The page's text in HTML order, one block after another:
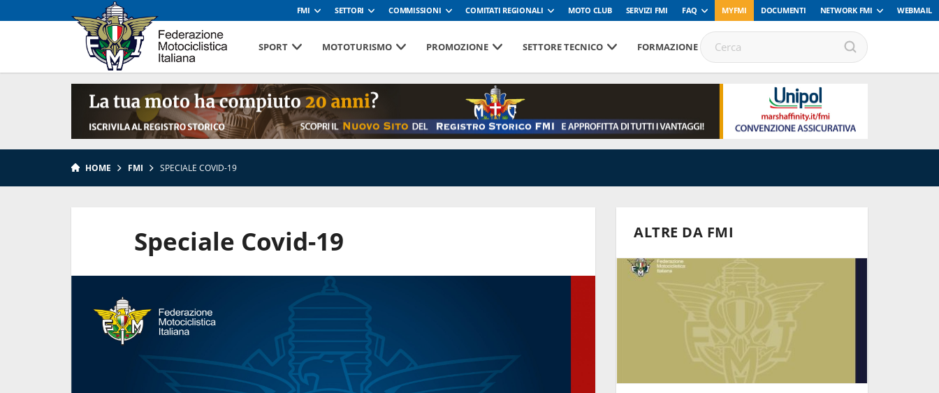
FMI SETTORI COMMISSIONI COMITATI REGIONALI MOTO CLUB SERVIZI FMI FAQ MYFMI DOCUMENTI NETWORK FMI WEBMAIL
SPORT MOTOTURISMO PROMOZIONE SETTORE TECNICO FORMAZIONE
HOME FMI SPECIALE COVID-19
Speciale Covid-19 ALTRE DA FMI